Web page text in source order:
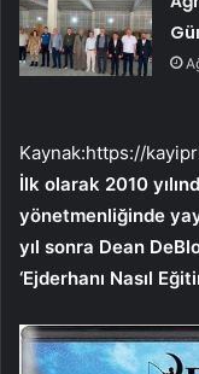
Kaynak:https://
İlk olarak 2010
yönetmenliğinde
yıl sonra Dean
‘Ejderhanı Nasıl